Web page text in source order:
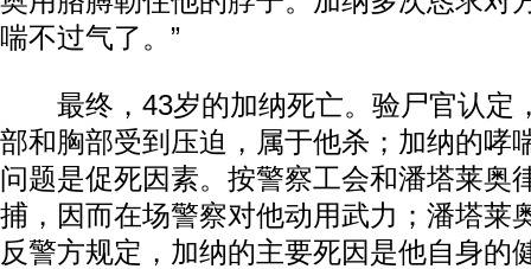
喘不过气了。”
最终，43岁的加纳死亡。验尸官认定
部和胸部受到压迫，属于他杀；加纳的哮
问题是促死因素。按警察工会和潘塔莱奥
捕，因而在场警察对他动用武力；潘塔莱
反警方规定，加纳的主要死因是他自身的